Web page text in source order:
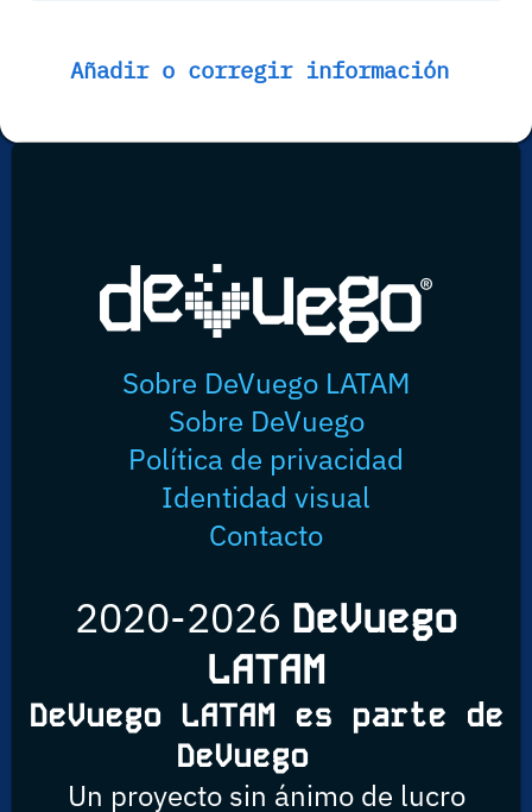
Añadir o corregir información
Sobre DeVuego LATAM
Sobre DeVuego
Política de privacidad
Identidad visual
Contacto
2020-2026 DeVuego
LATAM
DeVuego LATAM es parte de
DeVuego
Un proyecto sin ánimo de lucro